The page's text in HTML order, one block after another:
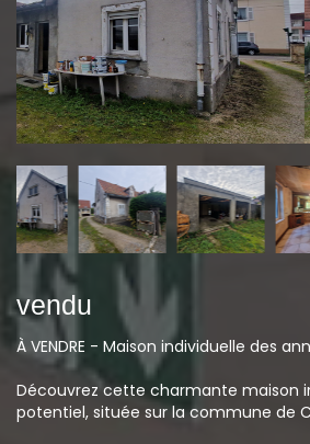
vendu
À VENDRE - Maison individuelle des
Découvrez cette charmante maison
potentiel, située sur la commune de